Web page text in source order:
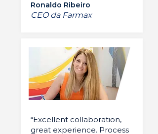
Ronaldo Ribeiro
CEO da Farmax
“Excellent collaboration,
great experience. Process